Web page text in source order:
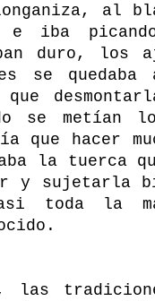
al
e iba
duro, los
se
que
se metían
que hacer
la tuerca
y sujetarla
toda la
las